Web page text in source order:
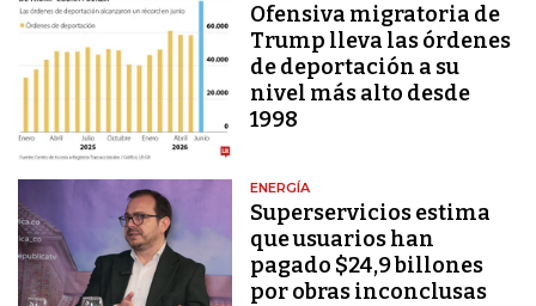
Ofensiva migratoria de
Trump lleva las órdenes
de deportación a su
nivel más alto desde
1998
ENERGÍA
Superservicios estima
que usuarios han
pagado $24,9 billones
por obras inconclusas